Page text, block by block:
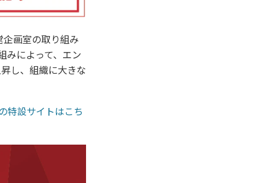
画室の取り組み
みによって、エン
し、組織に大きな
特設サイトはこち